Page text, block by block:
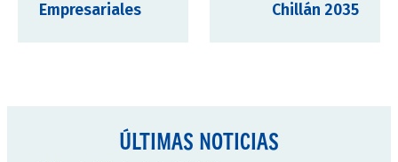
Empresariales
Chillán 2035
ÚLTIMAS NOTICIAS